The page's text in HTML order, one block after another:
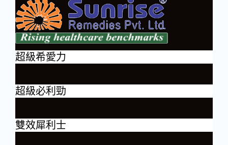
超級希愛力
超級必利勁
雙效犀利士